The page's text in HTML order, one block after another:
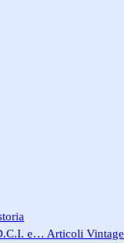
e… Articoli Vintage